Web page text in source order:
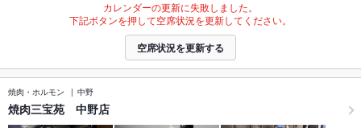
カレンダーの更新に失敗しました。
下記ボタンを押して空席状況を更新してください。
空席状況を更新する
焼肉・ホルモン 中野
焼肉三宝苑 中野店